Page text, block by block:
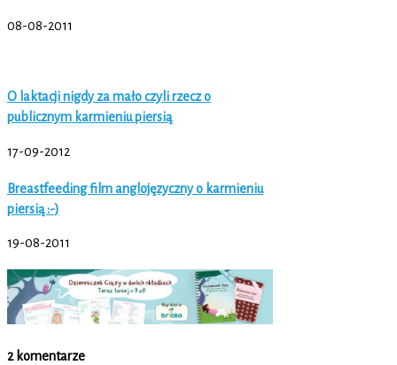
08-08-2011
O laktacji nigdy za mało czyli rzecz o
publicznym karmieniu piersią
17-09-2012
Breastfeeding film anglojęzyczny o karmieniu
piersią :-)
19-08-2011
2 komentarze